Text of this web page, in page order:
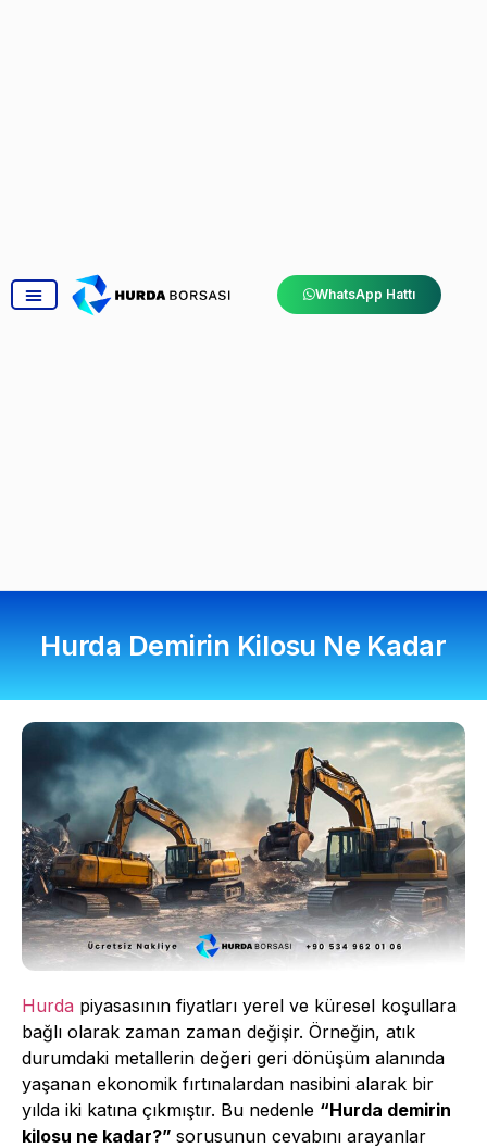
WhatsApp Hattı
Hurda Demirin Kilosu Ne Kadar
Hurda piyasasının fiyatları yerel ve küresel koşullara
bağlı olarak zaman zaman değişir. Örneğin, atık
durumdaki metallerin değeri geri dönüşüm alanında
yaşanan ekonomik fırtınalardan nasibini alarak bir
yılda iki katına çıkmıştır. Bu nedenle “Hurda demirin
kilosu ne kadar?” sorusunun cevabını arayanlar